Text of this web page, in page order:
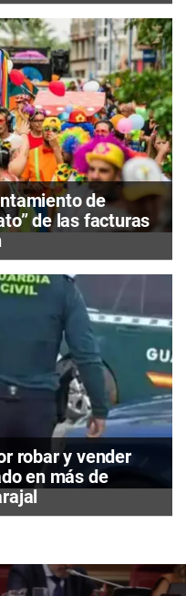
de
de las facturas
robar y vender
en más de